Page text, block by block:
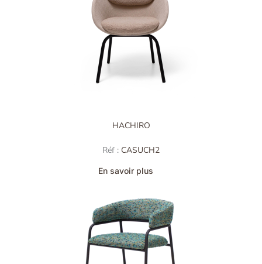
HACHIRO
Réf : CASUCH2
En savoir plus